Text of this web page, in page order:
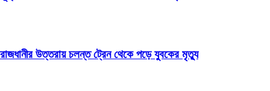
রাজধানীর উত্তরায় চলন্ত ট্রেন থেকে পড়ে যুবকের মৃত্যু